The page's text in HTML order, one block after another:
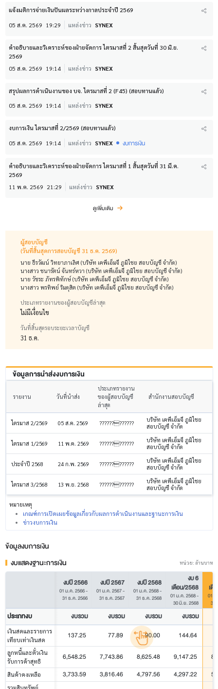
แจ้งมติการจ่ายเงินปันผลระหว่างกาลประจำปี 2569
05 ส.ค. 2569 19:29 แหล่งข่าว SYNEX
คำอธิบายและวิเคราะห์ของฝ่ายจัดการ ไตรมาสที่ 2 สิ้นสุดวันที่ 30 มิ.ย.
2569
05 ส.ค. 2569 19:14 แหล่งข่าว SYNEX
สรุปผลการดำเนินงานของ บจ. ไตรมาสที่ 2 (F45) (สอบทานแล้ว)
05 ส.ค. 2569 19:14 แหล่งข่าว SYNEX
งบการเงิน ไตรมาสที่ 2/2569 (สอบทานแล้ว)
05 ส.ค. 2569 19:14 แหล่งข่าว SYNEX งบการเงิน
คำอธิบายและวิเคราะห์ของฝ่ายจัดการ ไตรมาสที่ 1 สิ้นสุดวันที่ 31 มี.ค.
2569
11 พ.ค. 2569 21:29 แหล่งข่าว SYNEX
ดูเพิ่มเติม
ผู้สอบบัญชี
(วันที่สิ้นสุดการสอบบัญชี 31 ธ.ค. 2569)
นาย ธีรวัฒน์ วิทยาภาเลิศ (บริษัท เคพีเอ็มจี ภูมิไชย สอบบัญชี จำกัด)
นางสาว ชนารัตน์ จันทร์หวา (บริษัท เคพีเอ็มจี ภูมิไชย สอบบัญชี จำกัด)
นาย วัชระ ภัทรพิทักษ์ (บริษัท เคพีเอ็มจี ภูมิไชย สอบบัญชี จำกัด)
นางสาว พรทิพย์ ริมดุสิต (บริษัท เคพีเอ็มจี ภูมิไชย สอบบัญชี จำกัด)
ประเภทรายงานของผู้สอบบัญชีล่าสุด
ไม่มีเงื่อนไข
วันที่สิ้นสุดรอบระยะเวลาบัญชี
31 ธ.ค.
ข้อมูลการนำส่งงบการเงิน
รายงาน วันที่นำส่ง
ประเภทรายงาน
ของผู้สอบบัญชี
ล่าสุด
สำนักงานสอบบัญชี
ไตรมาส 2/2569 05 ส.ค. 2569 ????????????
บริษัท เคพีเอ็มจี ภูมิไชย
สอบบัญชี จำกัด
ไตรมาส 1/2569 11 พ.ค. 2569 ????????????
บริษัท เคพีเอ็มจี ภูมิไชย
สอบบัญชี จำกัด
ประจำปี 2568 24 ก.พ. 2569 ????????????
บริษัท เคพีเอ็มจี ภูมิไชย
สอบบัญชี จำกัด
ไตรมาส 3/2568 13 พ.ย. 2568 ????????????
บริษัท เคพีเอ็มจี ภูมิไชย
สอบบัญชี จำกัด
หมายเหตุ
เกณฑ์การเปิดเผยข้อมูลเกี่ยวกับผลการดำเนินงานและฐานะการเงิน
ข่าวงบการเงิน
ข้อมูลงบการเงิน
งบแสดงฐานะการเงิน
หน่วย: ล้านบาท
งบปี 2566
01 ม.ค. 2566-
31 ธ.ค. 2566
งบปี 2567
01 ม.ค. 2567-
31 ธ.ค. 2567
งบปี 2568
01 ม.ค. 2568-
31 ธ.ค. 2568
งบ 6
เดือน/2568
01 ม.ค. 2568-
30 มิ.ย. 2568
เดื
01 ม
30
ประเภทงบ งบรวม งบรวม งบรวม งบรวม
เงินสดและรายการ
เทียบเท่าเงินสด
137.25 77.89 90.00 144.64
ลูกหนี้และตั๋วเงิน
รับการค้าสุทธิ
6,548.25 7,743.86 8,625.48 9,147.25
สินค้าคงเหลือ 3,733.59 3,816.46 4,797.56 4,297.22